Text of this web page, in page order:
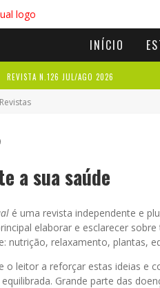
INÍCIO
REVISTA N.126 JUL/AGO 2026
REVISTA N.125 MAI/JUN 2026
Revistas
a sua saúde
é uma revista independente e
elaborar e esclarecer
nutrição, relaxamento, plantas,
o leitor a reforçar estas ideias e
Grande parte das